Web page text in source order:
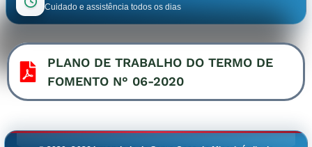
Cuidado e assistência todos os dias
PLANO DE TRABALHO DO TERMO DE
FOMENTO N° 06-2020